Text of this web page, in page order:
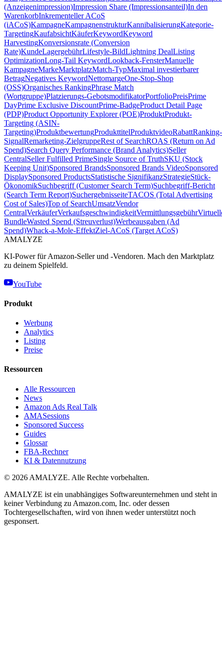
(Anzeigenimpression)Impression Share (Impressionsanteil)In den
WarenkorbInkrementeller ACoS
(iACoS)KampagneKampagnenstrukturKannibalisierungKategorie-
TargetingKaufabsichtKäuferKeywordKeyword
HarvestingKonversionsrate (Conversion
Rate)KundeLagergebührLifestyle-BildLightning DealListing
OptimizationLong-Tail KeywordLookback-FensterManuelle
KampagneMarkeMarktplatzMatch-TypMaximal investierbarer
BetragNegatives KeywordNettomargeOne-Stop-Shop
(OSS)Organisches RankingPhrase Match
(Wortgruppe)Platzierungs-GebotsmodifikatorPortfolioPreisPrime
DayPrime Exclusive DiscountPrime-BadgeProduct Detail Page
(PDP)Product Opportunity Explorer (POE)ProduktProdukt-
Targeting (ASIN-
Targeting)ProduktbewertungProdukttitelProduktvideoRabattRanking-
SignalRemarketing-ZielgruppeRest of SearchROAS (Return on Ad
Spend)Search Query Performance (Brand Analytics)Seller
CentralSeller Fulfilled PrimeSingle Source of TruthSKU (Stock
Keeping Unit)Sponsored BrandsSponsored Brands VideoSponsored
DisplaySponsored ProductsStatistische SignifikanzStrategieStück-
ÖkonomikSuchbegriff (Customer Search Term)Suchbegriff-Bericht
(Search Term Report)SuchergebnisseiteTACOS (Total Advertising
Cost of Sales)Top of SearchUmsatzVendor
CentralVerkäuferVerkaufsgeschwindigkeitVermittlungsgebühr
BundleWasted Spend (Streuverlust)Werbeausgaben (Ad
Spend)Whack-a-Mole-EffektZiel-ACoS (Target ACoS)
AMALYZE
KI-Power für Amazon-Seller und -Vendoren. Mach den Marktplatz
zu deinem Spielfeld.
YouTube
Produkt
Werbung
Analytics
Listing
Preise
Ressourcen
Alle Ressourcen
News
Amazon Ads Real Talk
AMASessions
Sponsored Success
Guides
Glossar
FBA-Rechner
KI & Datennutzung
© 2026 AMALYZE. Alle Rechte vorbehalten.
AMALYZE ist ein unabhängiges Softwareunternehmen und steht in
keiner Verbindung zu Amazon.com, Inc. oder dessen
Tochtergesellschaften, wird von ihnen weder unterstützt noch
gesponsert.